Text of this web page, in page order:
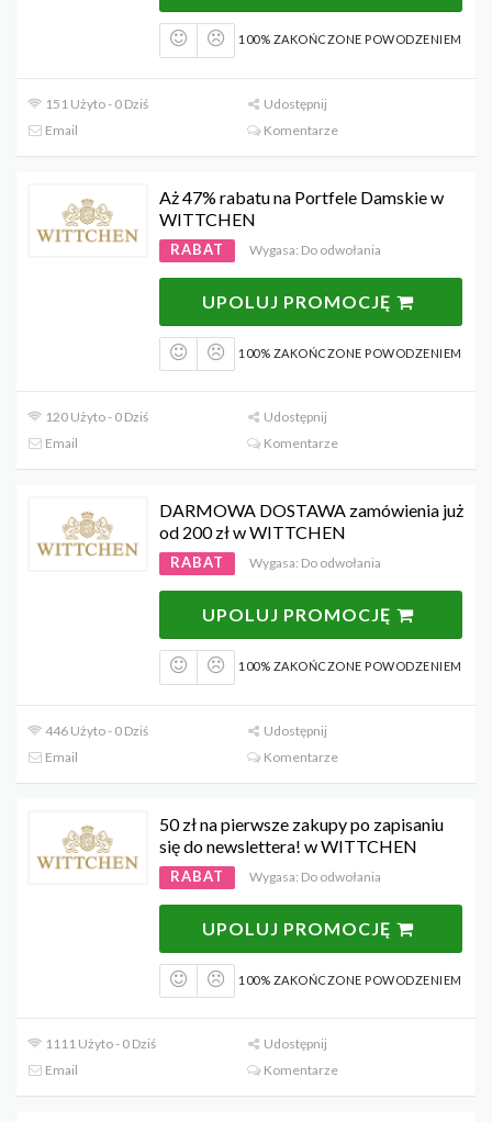
100% ZAKOŃCZONE POWODZENIEM
151 Użyto - 0 Dziś
Udostępnij
Email
Komentarze
Aż 47% rabatu na Portfele Damskie w
WITTCHEN
RABAT Wygasa: Do odwołania
UPOLUJ PROMOCJĘ
100% ZAKOŃCZONE POWODZENIEM
120 Użyto - 0 Dziś
Udostępnij
Email
Komentarze
DARMOWA DOSTAWA zamówienia już
od 200 zł w WITTCHEN
RABAT Wygasa: Do odwołania
UPOLUJ PROMOCJĘ
100% ZAKOŃCZONE POWODZENIEM
446 Użyto - 0 Dziś
Udostępnij
Email
Komentarze
50 zł na pierwsze zakupy po zapisaniu
się do newslettera! w WITTCHEN
RABAT Wygasa: Do odwołania
UPOLUJ PROMOCJĘ
100% ZAKOŃCZONE POWODZENIEM
1111 Użyto - 0 Dziś
Udostępnij
Email
Komentarze